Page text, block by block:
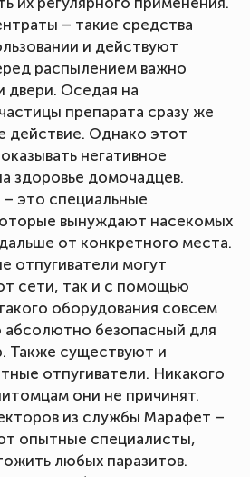
– такие средства
и действуют
распылением важно
двери. Оседая на
препарата сразу же
действие. Однако этот
негативное
здоровье домочадцев.
это специальные
вынуждают насекомых
от конкретного места.
отпугиватели могут
сети, так и с помощью
оборудования совсем
безопасный для
Также существуют и
отпугиватели. Никакого
они не причинят.
из службы Марафет –
опытные специалисты,
любых паразитов.